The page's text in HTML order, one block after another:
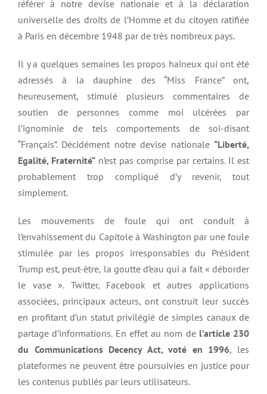
référer à notre devise nationale et à la déclaration
universelle des droits de l’Homme et du citoyen ratifiée
à Paris en décembre 1948 par de très nombreux pays.
Il y a quelques semaines les propos haineux qui ont été
adressés à la dauphine des “Miss France” ont,
heureusement, stimulé plusieurs commentaires de
soutien de personnes comme moi ulcérées par
l’ignominie de tels comportements de soi-disant
“Français”. Décidément notre devise nationale “Liberté,
Egalité, Fraternité“ n’est pas comprise par certains. Il est
probablement trop compliqué d’y revenir, tout
simplement.
Les mouvements de foule qui ont conduit à
l’envahissement du Capitole à Washington par une foule
stimulée par les propos irresponsables du Président
Trump est, peut-être, la goutte d’eau qui a fait « déborder
le vase ». Twitter, Facebook et autres applications
associées, principaux acteurs, ont construit leur succès
en profitant d’un statut privilégié de simples canaux de
partage d’informations. En effet au nom de l’article 230
du Communications Decency Act, voté en 1996, les
plateformes ne peuvent être poursuivies en justice pour
les contenus publiés par leurs utilisateurs.